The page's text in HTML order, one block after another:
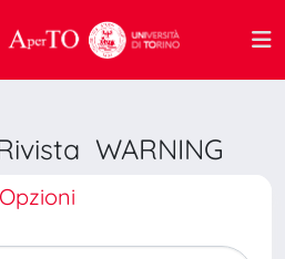
WARNING
Opzioni